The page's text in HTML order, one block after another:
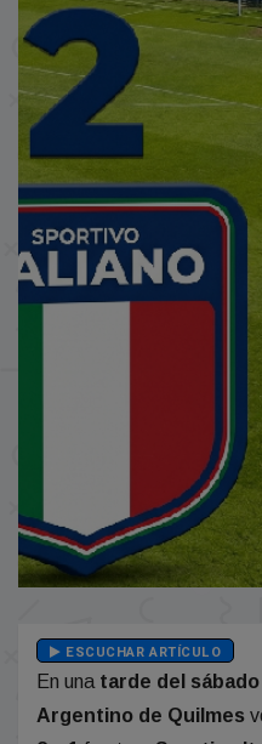
ESCUCHAR ARTÍCULO
En una tarde del
Argentino de Quilmes